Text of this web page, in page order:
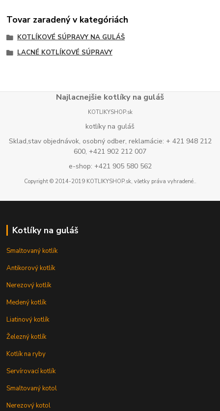
Tovar zaradený v kategóriách
KOTLÍKOVÉ SÚPRAVY NA GULÁŠ
LACNÉ KOTLÍKOVÉ SÚPRAVY
Najlacnejšie kotlíky na guláš
KOTLIKYSHOP.sk
kotlíky na guláš
Sklad,stav objednávok, osobný odber, reklamácie: + 421 948 212
600, +421 902 212 007
e-shop: +421 905 580 562
Copyright © 2014-2019 KOTLIKYSHOP.sk, všetky práva vyhradené..
Kotlíky na guláš
Smaltovaný kotlík
Antikorový kotlík
Nerezový kotlík
Medený kotlík
Liatinový kotlík
Železný kotlík
Kotlík na ryby
Servírovací kotlík
Smaltovaný kotol
Nerezový kotol